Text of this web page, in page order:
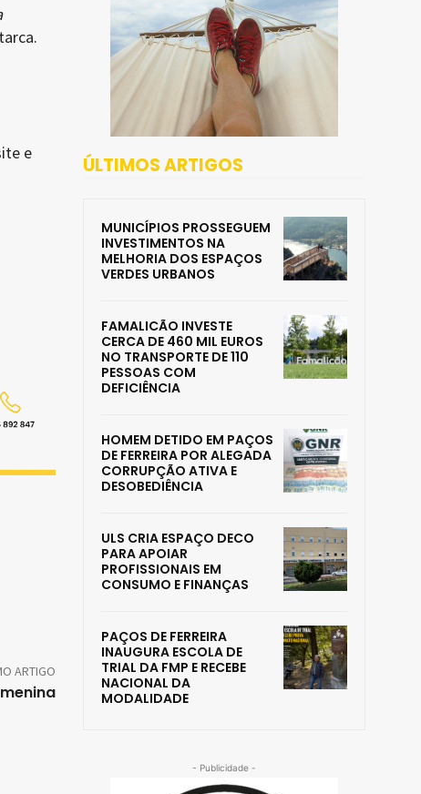
e
ARTIGO
ÚLTIMOS ARTIGOS
MUNICÍPIOS PROSSEGUEM
INVESTIMENTOS NA
MELHORIA DOS ESPAÇOS
VERDES URBANOS
FAMALICÃO INVESTE
CERCA DE 460 MIL EUROS
NO TRANSPORTE DE 110
PESSOAS COM
DEFICIÊNCIA
HOMEM DETIDO EM PAÇOS
DE FERREIRA POR ALEGADA
CORRUPÇÃO ATIVA E
DESOBEDIÊNCIA
ULS CRIA ESPAÇO DECO
PARA APOIAR
PROFISSIONAIS EM
CONSUMO E FINANÇAS
PAÇOS DE FERREIRA
INAUGURA ESCOLA DE
TRIAL DA FMP E RECEBE
NACIONAL DA
MODALIDADE
- Publicidade -